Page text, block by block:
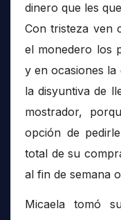
dinero que les
Con tristeza ven
el monedero los
y en ocasiones la
la disyuntiva de
mostrador,
opción de
total de su
al fin de semana
Micaela tomó